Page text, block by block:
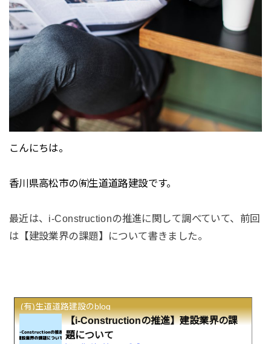
こんにちは。
香川県高松市の㈲生道道路建設です。
最近は、i-Constructionの推進に関して調べていて、前回
は【建設業界の課題】について書きました。
(有)生道道路建設のblog
【i-Constructionの推進】建設業界の課
題について